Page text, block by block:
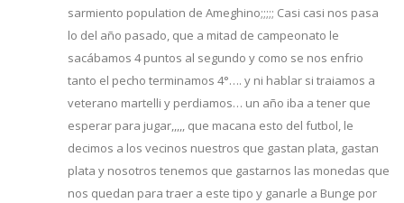
sarmiento population de Ameghino;;;;; Casi casi nos pasa
lo del año pasado, que a mitad de campeonato le
sacábamos 4 puntos al segundo y como se nos enfrio
tanto el pecho terminamos 4°…. y ni hablar si traiamos a
veterano martelli y perdiamos… un año iba a tener que
esperar para jugar,,,,, que macana esto del futbol, le
decimos a los vecinos nuestros que gastan plata, gastan
plata y nosotros tenemos que gastarnos las monedas que
nos quedan para traer a este tipo y ganarle a Bunge por